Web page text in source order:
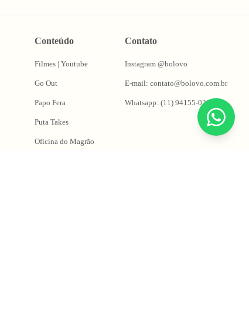
Conteúdo
Filmes | Youtube
Go Out
Papo Fera
Puta Takes
Oficina do Magrão
Contato
Instagram @bolovo
E-mail: contato@bolovo.com.br
Whatsapp: (11) 94155-0263